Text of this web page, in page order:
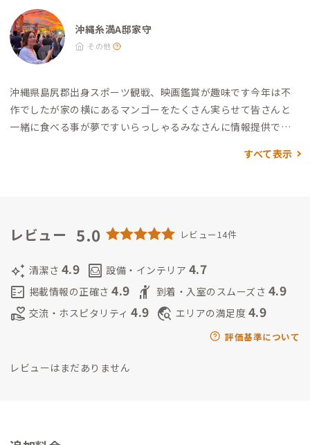
沖縄糸満A邸家守
その他
沖縄県島尻郡出身スポーツ観戦、映画鑑賞が趣味です今年は不
作でしたが家の横にあるマンゴーをたくさん実らせて皆さんと
一緒に食べる事が夢ですいらっしゃるみなさんに情報提供でき
すべて表示
レビュー 5.0 レビュー14件
auto_awesome 清潔さ 4.9 living 設備・インテリア 4.7
fact_check 掲載情報の正確さ 4.9 hail 到着・入室のスムーズさ 4.9
volunteer_activism 交流・ホスピタリティ 4.9 travel_explore エリアの満足度 4.9
評価基準について
レビューはまだありません